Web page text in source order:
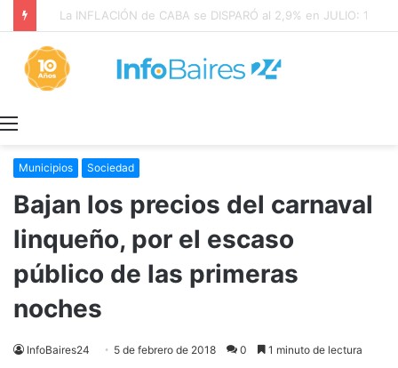
SALUD MENTAL: CONDENARON a META a PAGAR US$567 MILLONES
Municipios Sociedad
Bajan los precios del carnaval
linqueño, por el escaso
público de las primeras
noches
InfoBaires24 5 de febrero de 2018 0 1 minuto de lectura